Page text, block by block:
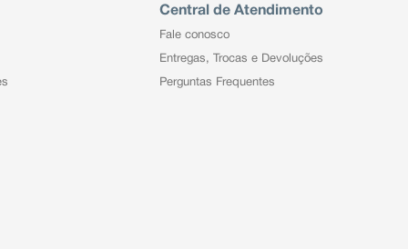
Central de Atendimento
Fale conosco
Entregas, Trocas e Devoluções
Perguntas Frequentes